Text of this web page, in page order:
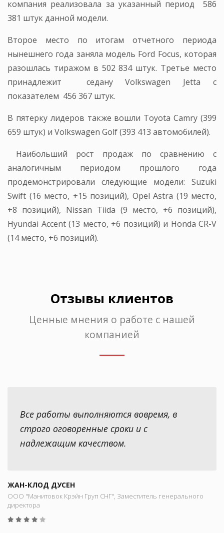
компания реализовала за указанный период 586
381 штук данной модели.
Второе место по итогам отчетного периода
нынешнего года заняла модель Ford Focus, которая
разошлась тиражом в 502 834 штук. Третье место
принадлежит седану Volkswagen Jetta с
показателем 456 367 штук.
В пятерку лидеров также вошли Toyota Camry (399
659 штук) и Volkswagen Golf (393 413 автомобилей).
Наибольший рост продаж по сравнению с
аналогичным периодом прошлого года
продемонстрировали следующие модели: Suzuki
Swift (16 место, +15 позиций), Opel Astra (19 место,
+8 позиций), Nissan Tiida (9 место, +6 позиций),
Hyundai Accent (13 место, +6 позиций) и Honda CR-V
(14 место, +6 позиций).
Отзывы клиентов
Ценные мнения о работе с нашей
компанией
Все работы выполняются вовремя, в
строго оговоренные сроки и с
надлежащим качеством.
ЖАН-КЛОД ДУСЕН
ООО "Манитовок Крэйн Груп СНГ", Заместитель генерального
директора